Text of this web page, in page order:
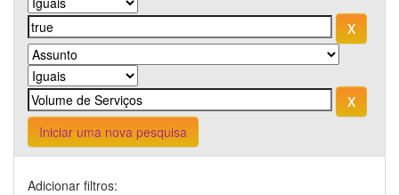
Iniciar uma nova pesquisa
Adicionar filtros: